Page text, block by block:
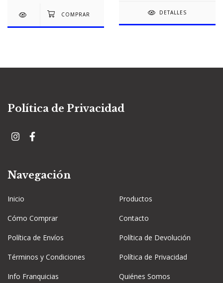
DETALLES
Política de Privacidad
Navegación
Inicio Productos
Cómo Comprar Contacto
Política de Envíos Política de Devolución
Términos y Condiciones Política de Privacidad
Info Franquicias Quiénes Somos